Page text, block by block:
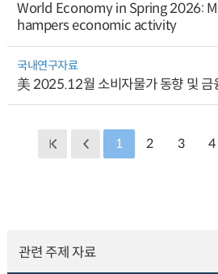
World Economy in Spring 2026:
hampers economic activity
국내연구자료
美 2025.12월 소비자물가 동향 및 금
1 2 3 4
관련 주제 자료